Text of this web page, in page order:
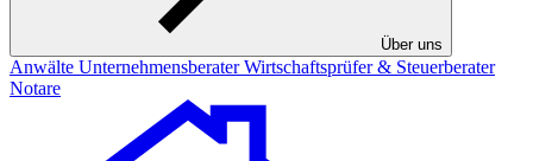
Über uns
Anwälte UnternehmensberaterWirtschaftsprüfer & Steuerberater
Notare